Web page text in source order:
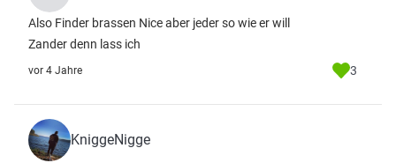
Also Finder brassen Nice aber jeder so wie er will
Zander denn lass ich
vor 4 Jahre 3
KniggeNigge